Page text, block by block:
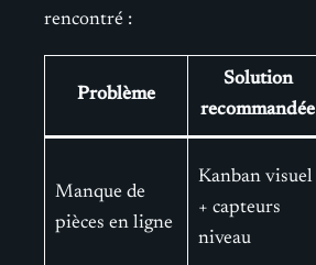
rencontré :
Problème
Solution
recommandée
Manque de
pièces en ligne
Kanban visuel
+ capteurs
niveau